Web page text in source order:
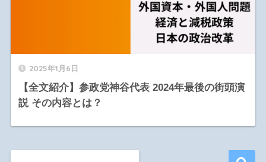
2025年1月6日
【全文紹介】参政党神谷代表 2024年最後の街頭演
説 その内容とは？